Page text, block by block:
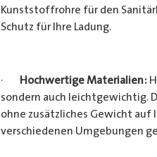
Kunststoffrohre für den
Schutz für Ihre Ladung.
· Hochwertige Materialien:
sondern auch leichtgewichtig.
ohne zusätzliches Gewicht auf
verschiedenen Umgebungen